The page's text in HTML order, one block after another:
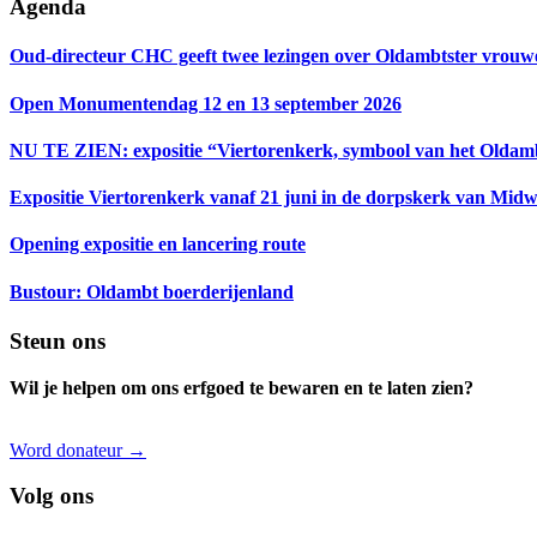
Primaire
Sidebar
Agenda
Oud-directeur CHC geeft twee lezingen over Oldambtster
Open Monumentendag 12 en 13 september 2026
NU TE ZIEN: expositie “Viertorenkerk, symbool van het
Expositie Viertorenkerk vanaf 21 juni in de dorpskerk van
Opening expositie en lancering route
Bustour: Oldambt boerderijenland
Footer
Steun ons
Wil je helpen om ons erfgoed te bewaren en te laten zien?
Word donateur →
Volg ons